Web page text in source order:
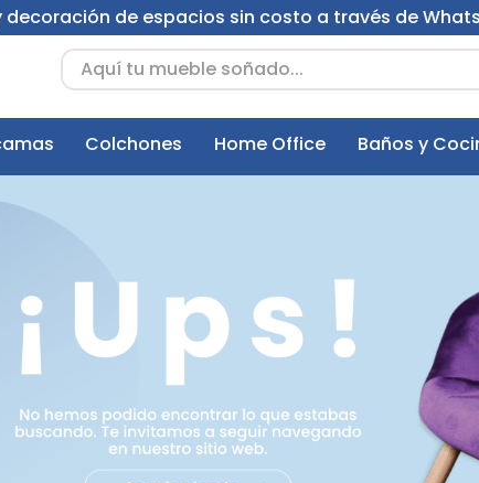
de espacios sin costo a través de
Aquí tu mueble soñado...
Colchones Home Office Baños y